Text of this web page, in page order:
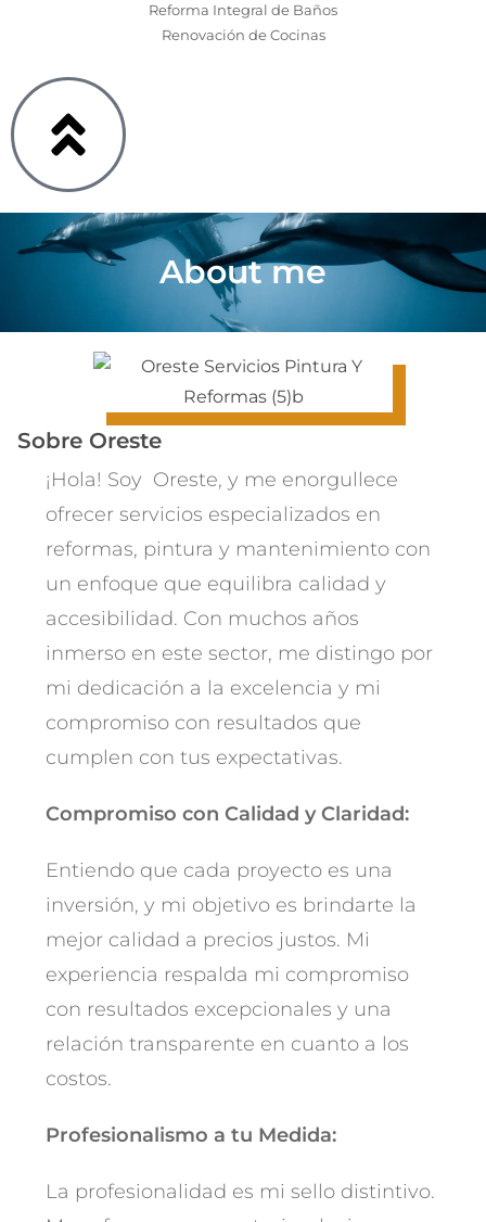
Reforma Integral de Baños
Renovación de Cocinas
About me
Sobre Oreste
¡Hola! Soy Oreste, y me enorgullece
ofrecer servicios especializados en
reformas, pintura y mantenimiento con
un enfoque que equilibra calidad y
accesibilidad. Con muchos años
inmerso en este sector, me distingo por
mi dedicación a la excelencia y mi
compromiso con resultados que
cumplen con tus expectativas.
Compromiso con Calidad y Claridad:
Entiendo que cada proyecto es una
inversión, y mi objetivo es brindarte la
mejor calidad a precios justos. Mi
experiencia respalda mi compromiso
con resultados excepcionales y una
relación transparente en cuanto a los
costos.
Profesionalismo a tu Medida:
La profesionalidad es mi sello distintivo.